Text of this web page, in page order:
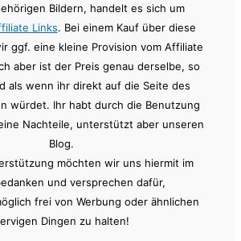
Bildern, handelt es sich um
Links. Bei einem Kauf über diese
ggf. eine kleine Provision vom Affiliate
aber ist der Preis genau derselbe, so
als wenn ihr direkt auf die Seite des
würdet. Ihr habt durch die Benutzung
Nachteile, unterstützt aber unseren
Blog.
möchten wir uns hiermit im
und versprechen dafür,
frei von Werbung oder ähnlichen
Dingen zu halten!